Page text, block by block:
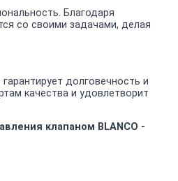
Благодаря
со своими задачами, делая
долговечность и
качества и удовлетворит
клапаном BLANCO -